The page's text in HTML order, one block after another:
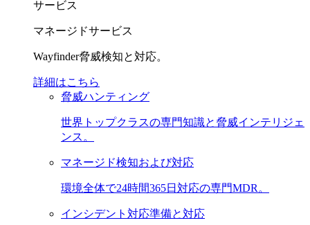
サービス
マネージドサービス
Wayfinder脅威検知と対応。
詳細はこちら
脅威ハンティング
世界トップクラスの専門知識と脅威インテリジェ
ンス。
マネージド検知および対応
環境全体で24時間365日対応の専門MDR。
インシデント対応準備と対応